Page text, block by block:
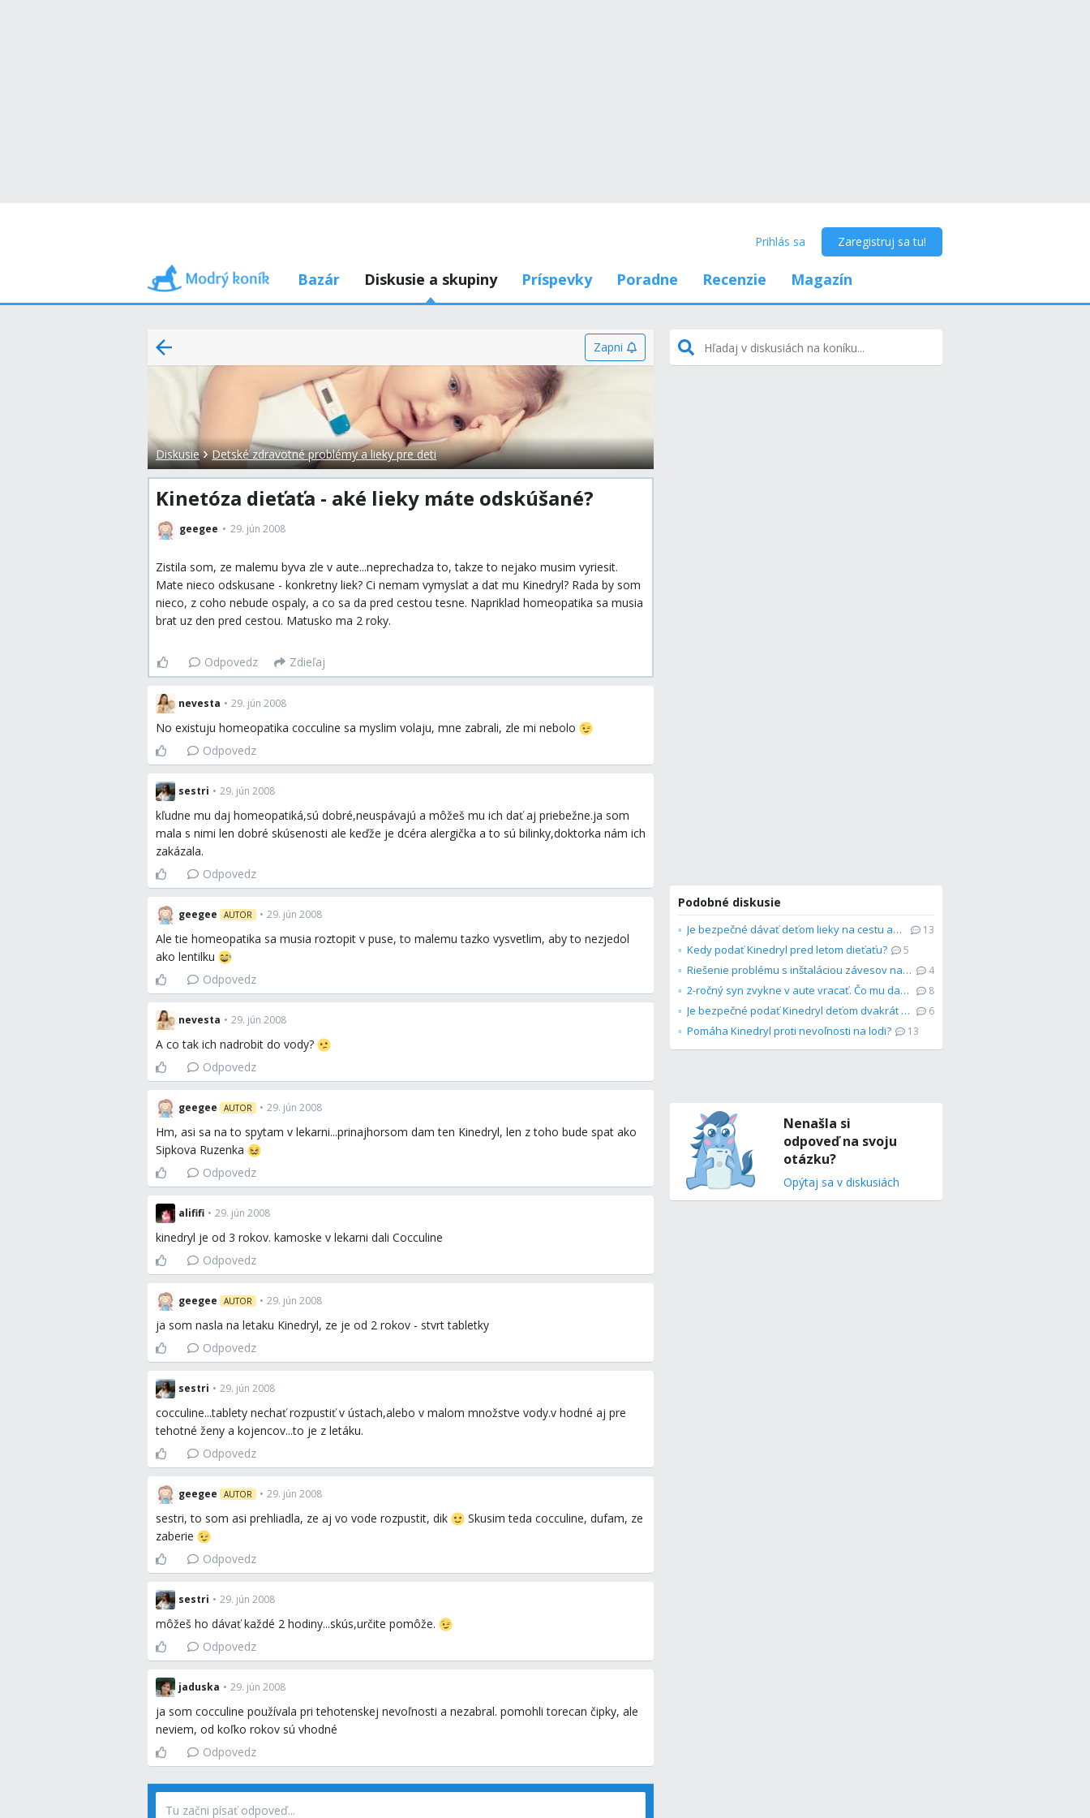
Prihlás sa Zaregistruj sa tu!
Bazár Diskusie a skupiny Príspevky Poradne Recenzie Magazín
Zapni
Diskusie Detské zdravotné problémy a lieky pre deti
Kinetóza dieťaťa - aké lieky máte odskúšané?
geegee 29. jún 2008
Zistila som, ze malemu byva zle v aute...neprechadza to, takze to nejako musim vyriesit.
Mate nieco odskusane - konkretny liek? Ci nemam vymyslat a dat mu Kinedryl? Rada by som
nieco, z coho nebude ospaly, a co sa da pred cestou tesne. Napriklad homeopatika sa musia
brat uz den pred cestou. Matusko ma 2 roky.
Odpovedz Zdieľaj
nevesta • 29. jún 2008
No existuju homeopatika cocculine sa myslim volaju, mne zabrali, zle mi nebolo
Odpovedz
sestri • 29. jún 2008
kľudne mu daj homeopatiká,sú dobré,neuspávajú a môžeš mu ich dať aj priebežne.ja som
mala s nimi len dobré skúsenosti ale keďže je dcéra alergička a to sú bilinky,doktorka nám ich
zakázala.
Odpovedz
geegee AUTOR • 29. jún 2008
Ale tie homeopatika sa musia roztopit v puse, to malemu tazko vysvetlim, aby to nezjedol
ako lentilku
Odpovedz
nevesta • 29. jún 2008
A co tak ich nadrobit do vody?
Odpovedz
geegee AUTOR • 29. jún 2008
Hm, asi sa na to spytam v lekarni...prinajhorsom dam ten Kinedryl, len z toho bude spat ako
Sipkova Ruzenka
Odpovedz
alififi • 29. jún 2008
kinedryl je od 3 rokov. kamoske v lekarni dali Cocculine
Odpovedz
geegee AUTOR • 29. jún 2008
ja som nasla na letaku Kinedryl, ze je od 2 rokov - stvrt tabletky
Odpovedz
sestri • 29. jún 2008
cocculine...tablety nechať rozpustiť v ústach,alebo v malom množstve vody.v hodné aj pre
tehotné ženy a kojencov...to je z letáku.
Odpovedz
geegee AUTOR • 29. jún 2008
sestri, to som asi prehliadla, ze aj vo vode rozpustit, dik
Skusim teda cocculine, dufam, ze
zaberie
Odpovedz
sestri • 29. jún 2008
môžeš ho dávať každé 2 hodiny...skús,určite pomôže.
Odpovedz
jaduska • 29. jún 2008
ja som cocculine používala pri tehotenskej nevoľnosti a nezabral. pomohli torecan čipky, ale
neviem, od koľko rokov sú vhodné
Odpovedz
Podobné diskusie
Je bezpečné dávať deťom lieky na cestu autom? 13
Kedy podať Kinedryl pred letom dieťaťu? 5
Riešenie problému s inštaláciou závesov na polystyrénovú stenu 4
2-ročný syn zvykne v aute vracať. Čo mu dať jesť pred cestou? 8
Je bezpečné podať Kinedryl deťom dvakrát denne? 6
Pomáha Kinedryl proti nevoľnosti na lodi? 13
Nenašla si
odpoveď na svoju
otázku?
Opýtaj sa v diskusiách